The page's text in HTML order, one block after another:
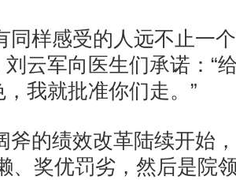
同样感受的人远不止一
云军向医生们承诺：“
我就批准你们走。”
斧的绩效改革陆续开始
、奖优罚劣，然后是院